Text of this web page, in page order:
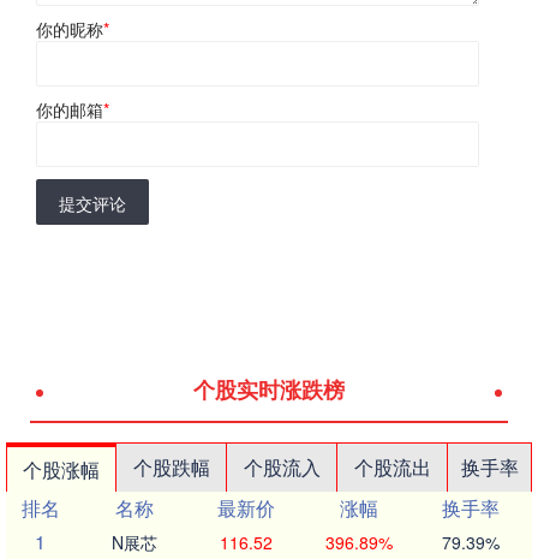
你的昵称*
你的邮箱*
提交评论
个股实时涨跌榜
个股涨幅 个股跌幅 个股流入 个股流出
换手率
排名
名称 最新价 涨幅
换手率
1
N展芯 116.52 396.89% 79.39%